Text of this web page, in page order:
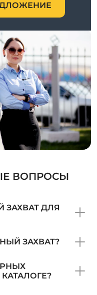
ВОПРОСЫ
ЗАХВАТ ДЛЯ
ЗАХВАТ?
КАТАЛОГЕ?